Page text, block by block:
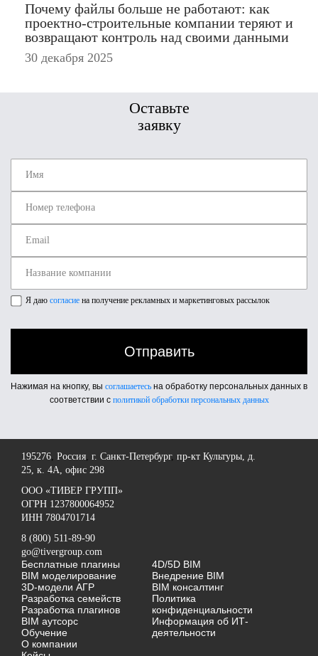
Почему файлы больше не работают: как
проектно-строительные компании теряют и
возвращают контроль над своими данными
30 декабря 2025
Оставьте
заявку
Я даю согласие на получение рекламных и маркетинговых рассылок
Нажимая на кнопку, вы соглашаетесь на обработку персональных данных в
соответствии с политикой обработки персональных данных
195276, Россия, г. Санкт-Петербург, пр-кт Культуры, д.
25, к. 4А, офис 298
OOO «ТИВЕР ГРУПП»
ОГРН 1237800064952
ИНН 7804701714
8 (800) 511-89-90
go@tivergroup.com
Бесплатные плагины
BIM моделирование
3D-модели АГР
Разработка семейств
Разработка плагинов
BIM аутсорс
Обучение
4D/5D BIM
Внедрение BIM
BIM консалтинг
Политика
конфиденциальности
Информация об ИТ-
деятельности
О компании